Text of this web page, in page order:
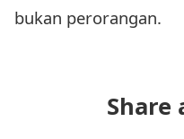
bukan perorangan.